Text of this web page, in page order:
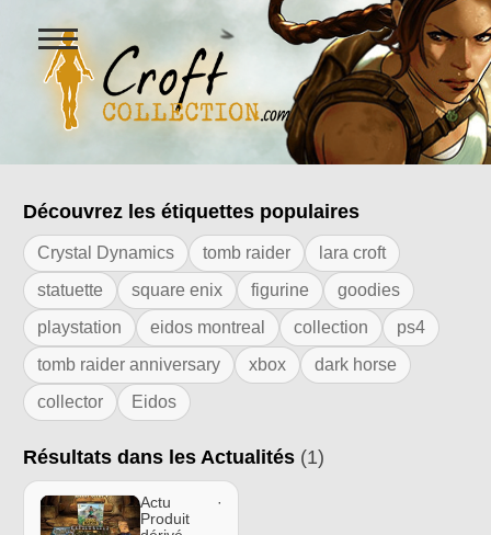
Figurines Lara Croft et
Ouvrir
le
menu
Résultats de l'étiquette "crypt of
Découvrez les étiquettes populaires
Crystal Dynamics tomb raider
lara croft
statuette
square enix figurine
goodies
playstation
eidos montreal collection
ps4
tomb raider anniversary
xbox
dark horse
collector
Eidos
Résultats dans les Actualités (1)
Actu ·
Produit